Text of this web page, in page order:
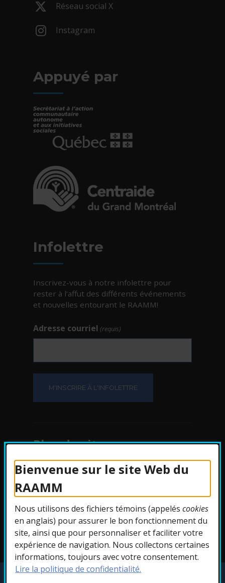
Bienvenue sur le site Web du
RAAMM
Nous utilisons des fichiers témoins (appeléscookies
en anglais) pour assurer le bon fonctionnement du
site, ainsi que pour personnaliser et faciliter votre
expérience de navigation. Nous collectons certaines
informations, toujours avec votre consentement.
Lire la politique de confidentialité.
Réseau social X
Instagram
Appuyé par
Infolettre
Inscrivez-vous à notre infolettre pour
rester à l’affut des différents événements
et nouvelles entourant le RAAMM!
Adresse courriel (requis)
Plan du site
Protection des
renseignements
Accessibilité